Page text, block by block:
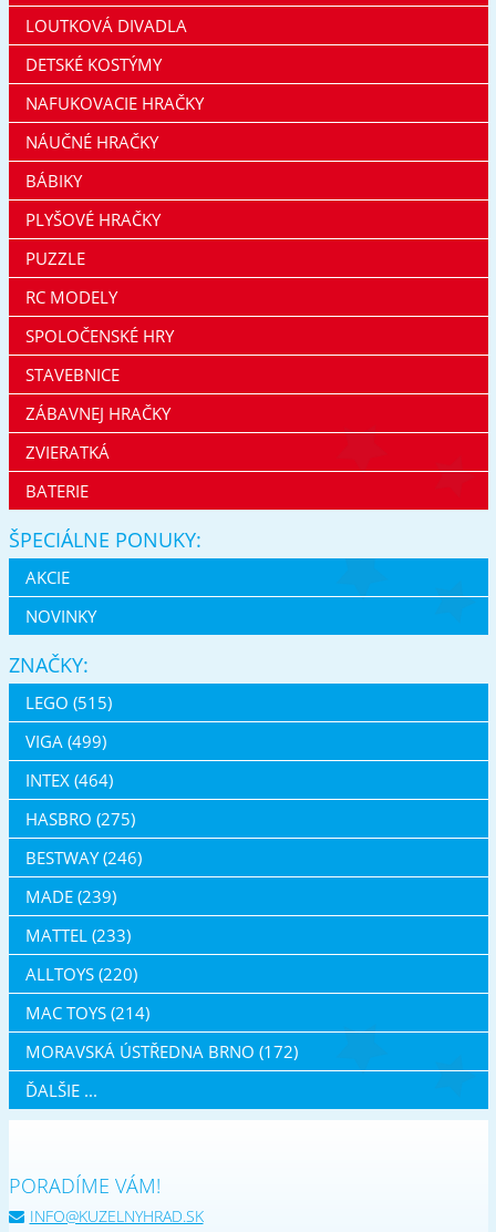
LOUTKOVÁ DIVADLA
DETSKÉ KOSTÝMY
NAFUKOVACIE HRAČKY
NÁUČNÉ HRAČKY
BÁBIKY
PLYŠOVÉ HRAČKY
PUZZLE
RC MODELY
SPOLOČENSKÉ HRY
STAVEBNICE
ZÁBAVNEJ HRAČKY
ZVIERATKÁ
BATERIE
ŠPECIÁLNE PONUKY:
AKCIE
NOVINKY
ZNAČKY:
LEGO (515)
VIGA (499)
INTEX (464)
HASBRO (275)
BESTWAY (246)
MADE (239)
MATTEL (233)
ALLTOYS (220)
MAC TOYS (214)
MORAVSKÁ ÚSTŘEDNA BRNO (172)
ĎALŠIE ...
PORADÍME VÁM!
INFO@KUZELNYHRAD.SK